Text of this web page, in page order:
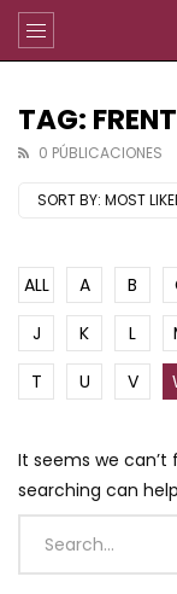
TAG:
0 PÚBLICACIONES
SORT BY: MOST
ALL A B
J
K L
T
U V
It seems we can’t
searching can